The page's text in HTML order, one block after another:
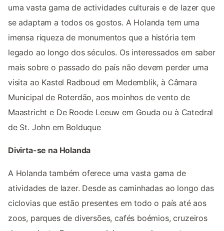
uma vasta gama de actividades culturais e de lazer que
se adaptam a todos os gostos. A Holanda tem uma
imensa riqueza de monumentos que a história tem
legado ao longo dos séculos. Os interessados em saber
mais sobre o passado do país não devem perder uma
visita ao Kastel Radboud em Medemblik, à Câmara
Municipal de Roterdão, aos moinhos de vento de
Maastricht e De Roode Leeuw em Gouda ou à Catedral
de St. John em Bolduque
Divirta-se na Holanda
A Holanda também oferece uma vasta gama de
atividades de lazer. Desde as caminhadas ao longo das
ciclovias que estão presentes em todo o país até aos
zoos, parques de diversões, cafés boémios, cruzeiros